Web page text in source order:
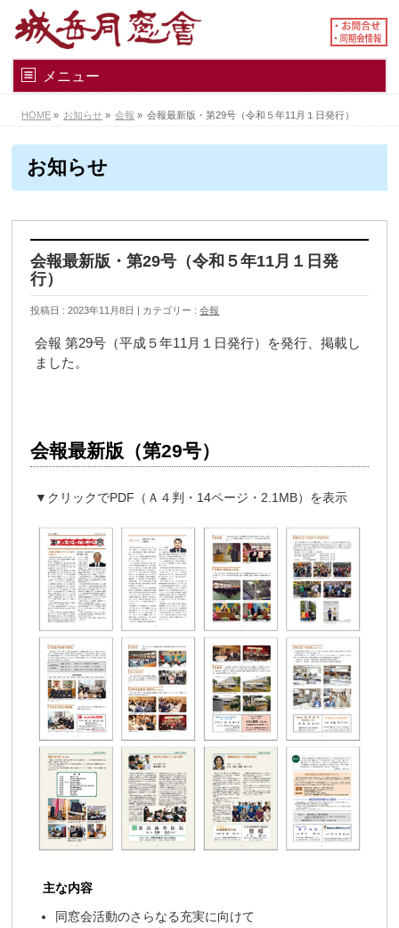
メニュー
HOME » お知らせ » 会報 » 会報最新版・第29号（令和５年11月１日発行）
お知らせ
会報最新版・第29号（令和５年11月１日発
行）
投稿日 : 2023年11月8日 カテゴリー :会報
会報 第29号（平成５年11月１日発行）を発行、掲載し
ました。
会報最新版（第29号）
▼クリックでPDF（Ａ４判・14ページ・2.1MB）を表示
主な内容
同窓会活動のさらなる充実に向けて